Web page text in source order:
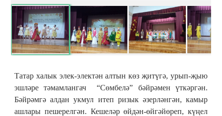
Татар халык элек-электән алтын көз җитүгә, урып-җыю
эшләре тәмамлангач “Сөмбелә” бәйрәмен үткәргән.
Бәйрәмгә алдан укмул итеп ризык әзерләнгән, камыр
ашлары пешерелгән. Кешеләр өйдән-өйгәйөреп, күңел